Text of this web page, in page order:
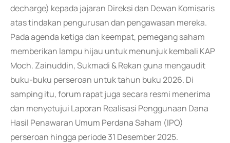
decharge) kepada jajaran Direksi dan Dewan Komisaris
atas tindakan pengurusan dan pengawasan mereka.
Pada agenda ketiga dan keempat, pemegang saham
memberikan lampu hijau untuk menunjuk kembali KAP
Moch. Zainuddin, Sukmadi & Rekan guna mengaudit
buku-buku perseroan untuk tahun buku 2026. Di
samping itu, forum rapat juga secara resmi menerima
dan menyetujui Laporan Realisasi Penggunaan Dana
Hasil Penawaran Umum Perdana Saham (IPO)
perseroan hingga periode 31 Desember 2025.